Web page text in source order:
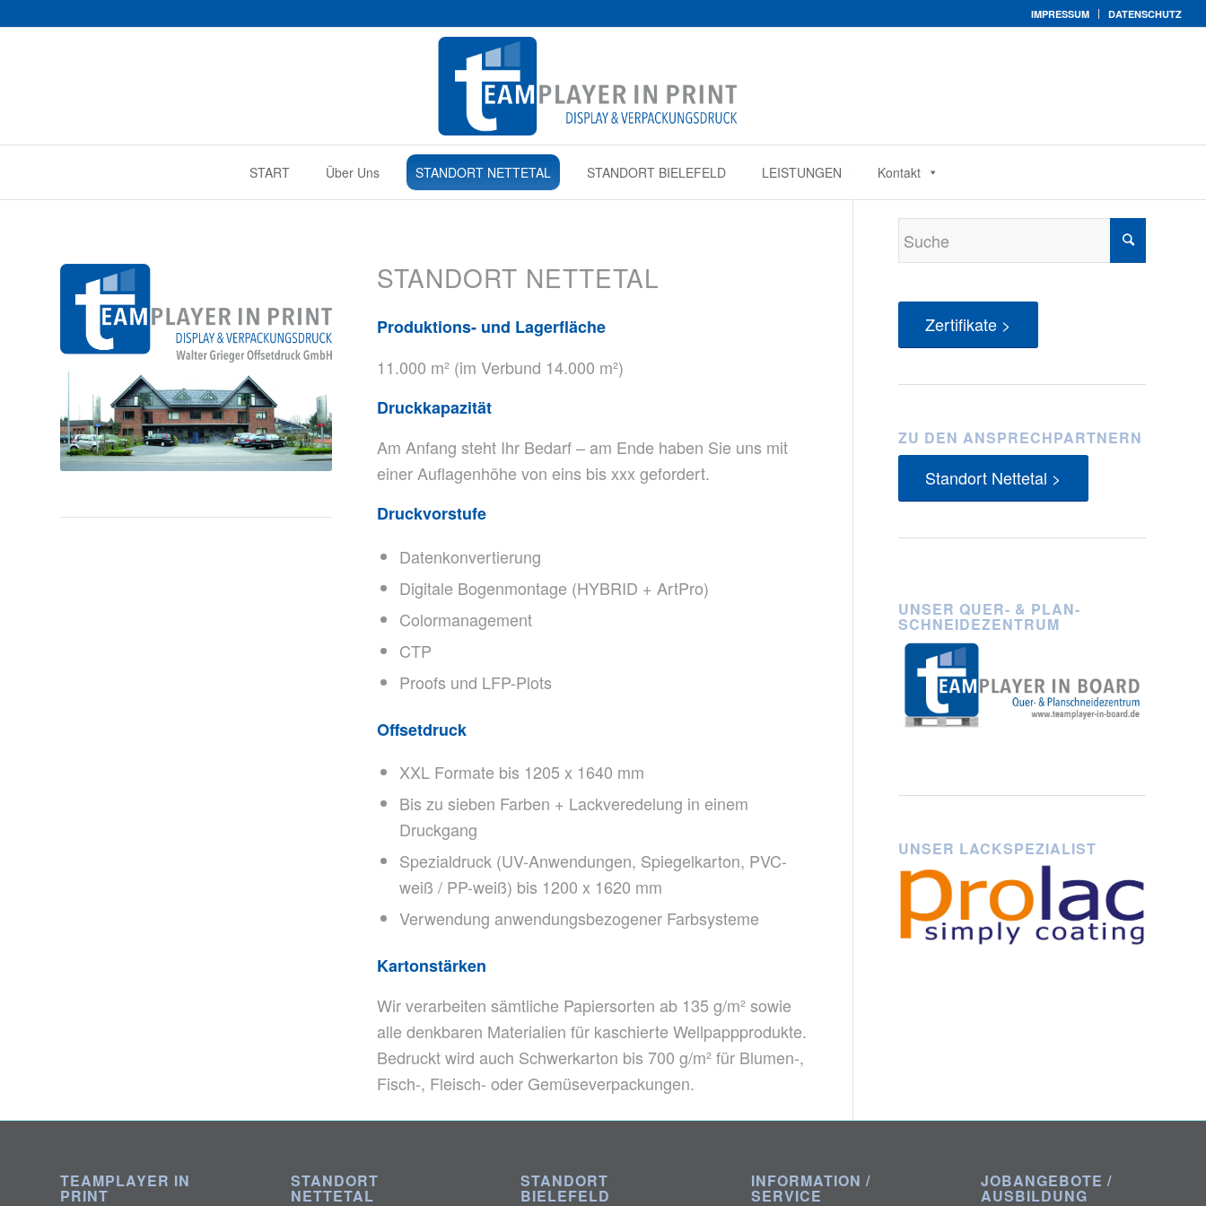
IMPRESSUM DATENSCHUTZ
START Über Uns STANDORT NETTETAL STANDORT BIELEFELD LEISTUNGEN Kontakt
STANDORT NETTETAL
Produktions- und Lagerfläche
11.000 m² (im Verbund 14.000 m²)
Druckkapazität
Am Anfang steht Ihr Bedarf – am Ende haben Sie uns mit
einer Auflagenhöhe von eins bis xxx gefordert.
Druckvorstufe
Datenkonvertierung
Digitale Bogenmontage (HYBRID + ArtPro)
Colormanagement
CTP
Proofs und LFP-Plots
Offsetdruck
XXL Formate bis 1205 x 1640 mm
Bis zu sieben Farben + Lackveredelung in einem
Druckgang
Spezialdruck (UV-Anwendungen, Spiegelkarton, PVC-
weiß / PP-weiß) bis 1200 x 1620 mm
Verwendung anwendungsbezogener Farbsysteme
Kartonstärken
Wir verarbeiten sämtliche Papiersorten ab 135 g/m² sowie
alle denkbaren Materialien für kaschierte Wellpappprodukte.
Bedruckt wird auch Schwerkarton bis 700 g/m² für Blumen-,
Fisch-, Fleisch- oder Gemüseverpackungen.
Zertifikate >
ZU DEN ANSPRECHPARTNERN
Standort Nettetal >
UNSER QUER- & PLAN-
SCHNEIDEZENTRUM
UNSER LACKSPEZIALIST
TEAMPLAYER IN
PRINT
STANDORT
NETTETAL
STANDORT
BIELEFELD
INFORMATION /
SERVICE
JOBANGEBOTE /
AUSBILDUNG